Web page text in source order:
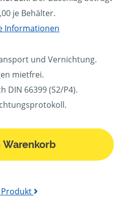
je Behälter.
Informationen
und Vernichtung.
mietfrei.
DIN 66399 (S2/P4).
Warenkorb